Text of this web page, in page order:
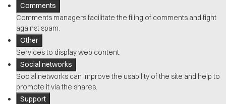
Comments
Comments managers facilitate the filing of comments and fight
against spam.
Other
Services to display web content.
Social networks
Social networks can improve the usability of the site and help to
promote it via the shares.
Support